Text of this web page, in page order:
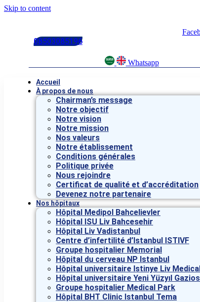
Skip to content
08503085196
Whatsapp
Accueil
À propos de nous
Chairman’s message
Notre objectif
Notre vision
Notre mission
Nos valeurs
Notre établissement
Conditions générales
Politique privée
Nous rejoindre
Certificat de qualité et d’accréditation
Devenez notre partenaire
Nos hôpitaux
Hôpital Medipol Bahcelievler
Hôpital ISU Liv Bahcesehir
Hôpital Liv Vadistanbul
Centre d’infertilité d’Istanbul ISTIVF
Groupe hospitalier Memorial
Hôpital du cerveau NP Istanbul
Hôpital universitaire Istinye Liv
Hôpital universitaire Yeni Yüzyıl
Groupe hospitalier Medical Park
Hôpital BHT Clinic Istanbul Tema